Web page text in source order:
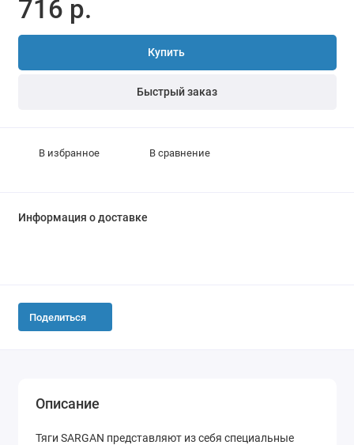
716 р.
Купить
Быстрый заказ
В избранное В сравнение
Информация о доставке
Поделиться
Описание
Тяги SARGAN представляют из себя специальные